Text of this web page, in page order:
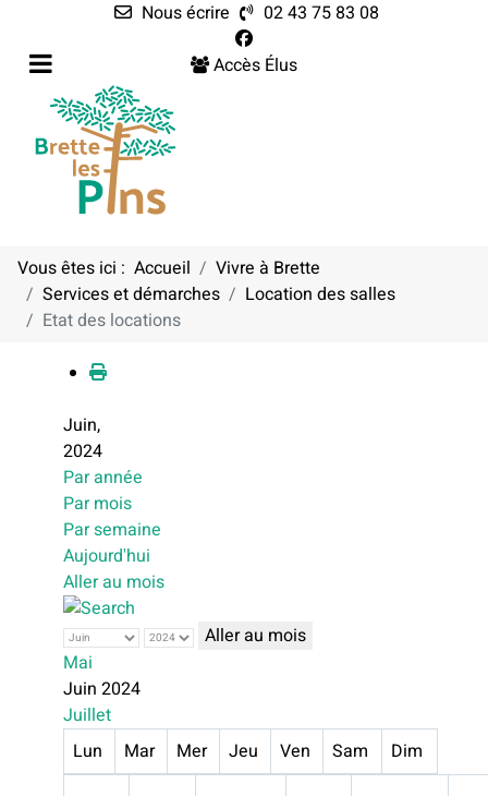
Nous écrire
02 43 75 83 08
Accès Élus
Vous êtes ici : Accueil
Vivre à Brette
Services et démarches
Location des salles
Etat des locations
Calendrier
Juin,
2024
Par année
Par mois
Par semaine
Aujourd'hui
Aller au mois
Aller au mois
Mai
Juin 2024
Juillet
Lun
Mar Mer Jeu Ven Sam Dim